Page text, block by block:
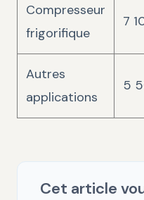
Compresseur
frigorifique
7
Autres
applications
5
Cet article